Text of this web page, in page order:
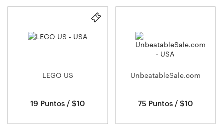
LEGO US
19 Puntos / $10
UnbeatableSale.com
75 Puntos / $10